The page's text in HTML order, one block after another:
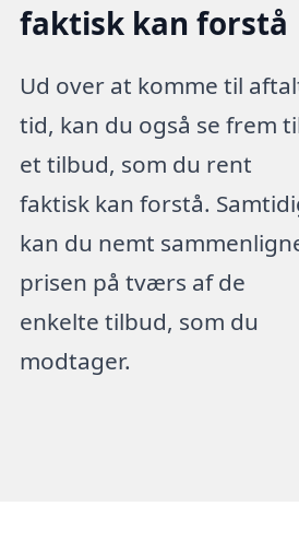
faktisk kan forstå
Ud over at komme til
tid, kan du også se frem
et tilbud, som du rent
faktisk kan forstå.
kan du nemt
prisen på tværs af de
enkelte tilbud, som du
modtager.